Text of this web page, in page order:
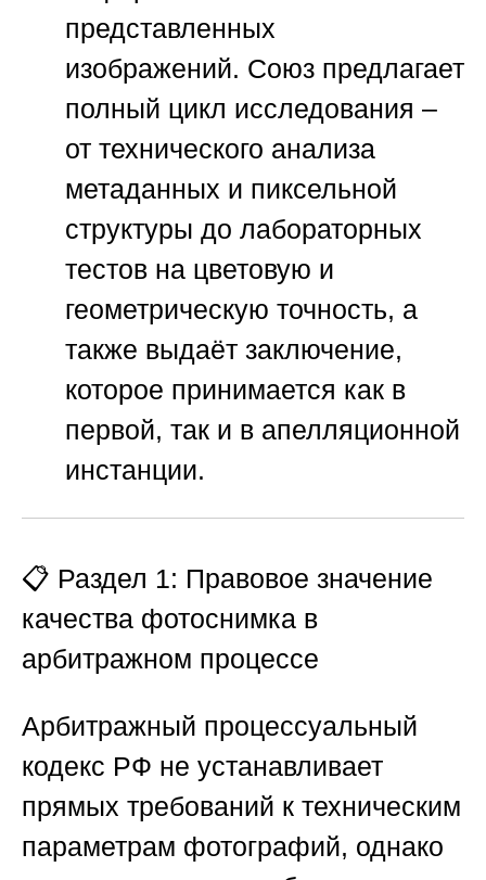
представленных
изображений. Союз предлагает
полный цикл исследования –
от технического анализа
метаданных и пиксельной
структуры до лабораторных
тестов на цветовую и
геометрическую точность, а
также выдаёт заключение,
которое принимается как в
первой, так и в апелляционной
инстанции.
📋 Раздел 1: Правовое значение
качества фотоснимка в
арбитражном процессе
Арбитражный процессуальный
кодекс РФ не устанавливает
прямых требований к техническим
параметрам фотографий, однако